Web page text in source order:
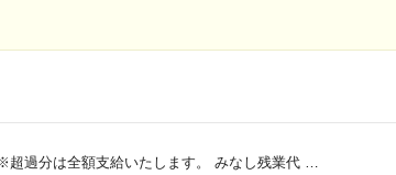
超過分は全額支給いたします。 みなし残業代 …